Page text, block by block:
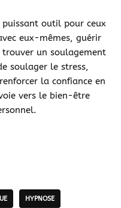
puissant outil pour ceux
eux-mêmes, guérir
un soulagement
soulager le stress,
la confiance en
vers le bien-être
HYPNOSE